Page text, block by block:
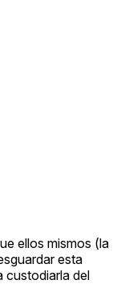
ellos mismos (la
esta
custodiarla del